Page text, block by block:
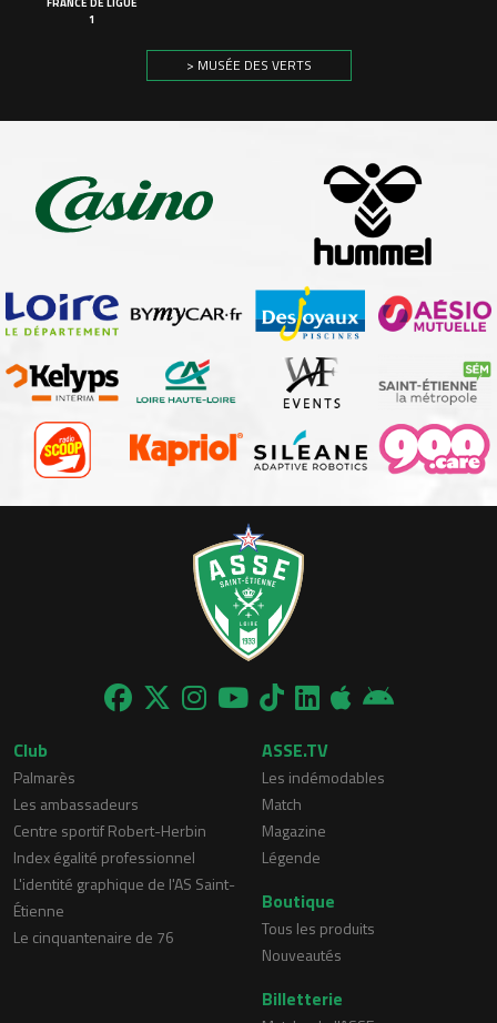
1
> MUSÉE DES VERTS
Club
Palmarès
Les ambassadeurs
Centre sportif Robert-Herbin
Index égalité professionnel
L'identité graphique de l'AS Saint-
Étienne
Le cinquantenaire de 76
ASSE.TV
Les indémodables
Match
Magazine
Légende
Boutique
Tous les produits
Nouveautés
Billetterie